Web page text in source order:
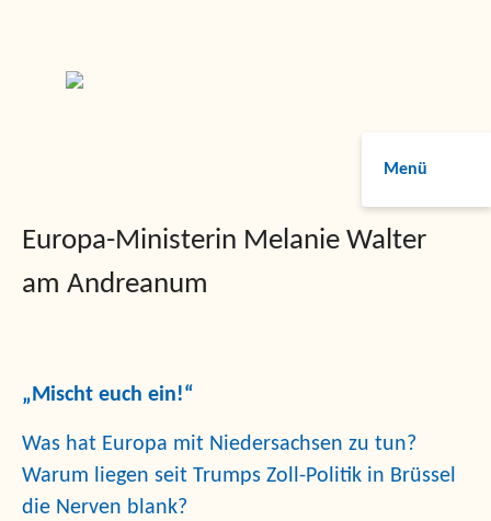
Menü
Europa-Ministerin Melanie Walter
am Andreanum
„Mischt euch ein!“
Was hat Europa mit Niedersachsen zu tun?
Warum liegen seit Trumps Zoll-Politik in Brüssel
die Nerven blank?